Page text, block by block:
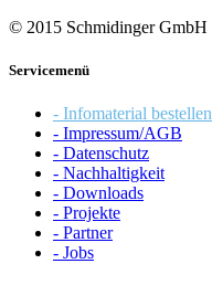
© 2015 Schmidinger GmbH
Servicemenü
- Infomaterial bestellen
- Impressum/AGB
- Datenschutz
- Nachhaltigkeit
- Downloads
- Projekte
- Partner
- Jobs